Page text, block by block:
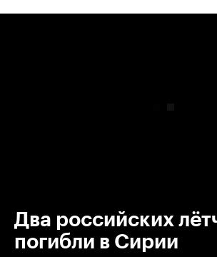
Два российских
погибли в Сирии